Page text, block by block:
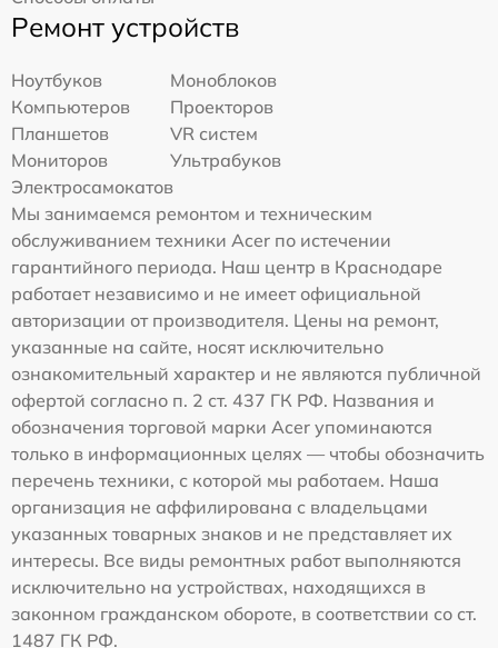
Ремонт устройств
Ноутбуков
Моноблоков
Компьютеров
Проекторов
Планшетов
VR систем
Мониторов
Ультрабуков
Электросамокатов
Мы занимаемся ремонтом и техническим
обслуживанием техники Acer по истечении
гарантийного периода. Наш центр в Краснодаре
работает независимо и не имеет официальной
авторизации от производителя. Цены на ремонт,
указанные на сайте, носят исключительно
ознакомительный характер и не являются публичной
офертой согласно п. 2 ст. 437 ГК РФ. Названия и
обозначения торговой марки Acer упоминаются
только в информационных целях — чтобы обозначить
перечень техники, с которой мы работаем. Наша
организация не аффилирована с владельцами
указанных товарных знаков и не представляет их
интересы. Все виды ремонтных работ выполняются
исключительно на устройствах, находящихся в
законном гражданском обороте, в соответствии со ст.
1487 ГК РФ.